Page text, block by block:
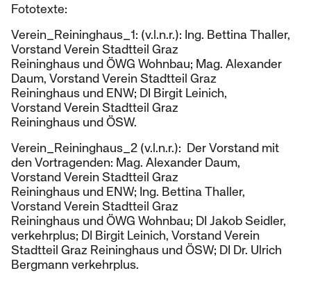
Fototexte:
Verein_Reininghaus_1: (v.l.n.r.): Ing. Bettina Thaller,
Vorstand Verein Stadtteil Graz
Reininghaus und ÖWG Wohnbau; Mag. Alexander
Daum, Vorstand Verein Stadtteil Graz
Reininghaus und ENW; DI Birgit Leinich,
Vorstand Verein Stadtteil Graz
Reininghaus und ÖSW.
Verein_Reininghaus_2 (v.l.n.r.): Der Vorstand mit
den Vortragenden: Mag. Alexander Daum,
Vorstand Verein Stadtteil Graz
Reininghaus und ENW; Ing. Bettina Thaller,
Vorstand Verein Stadtteil Graz
Reininghaus und ÖWG Wohnbau; DI Jakob Seidler,
verkehrplus; DI Birgit Leinich, Vorstand Verein
Stadtteil Graz Reininghaus und ÖSW; DI Dr. Ulrich
Bergmann verkehrplus.